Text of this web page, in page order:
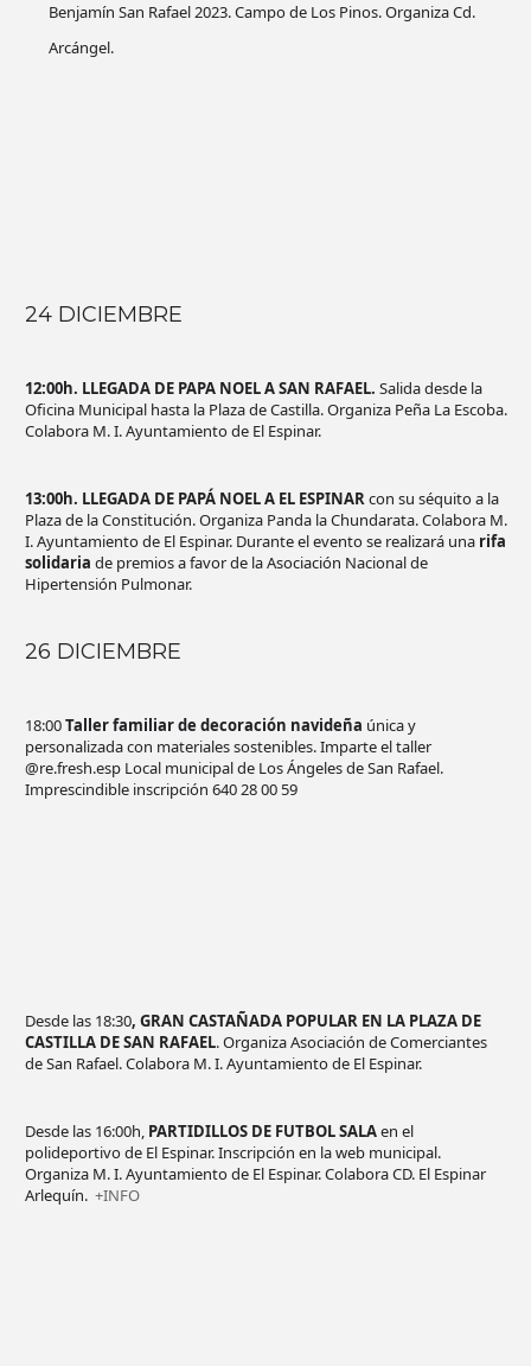
Benjamín San Rafael 2023. Campo de Los Pinos. Organiza Cd.
Arcángel.
24 DICIEMBRE
12:00h. LLEGADA DE PAPA NOEL A SAN RAFAEL. Salida desde la
Oficina Municipal hasta la Plaza de Castilla. Organiza Peña La Escoba.
Colabora M. I. Ayuntamiento de El Espinar.
13:00h. LLEGADA DE PAPÁ NOEL A EL ESPINARcon su séquito a la
Plaza de la Constitución. Organiza Panda la Chundarata. Colabora M.
I. Ayuntamiento de El Espinar. Durante el evento se realizará una rifa
solidaria de premios a favor de la Asociación Nacional de
Hipertensión Pulmonar.
26 DICIEMBRE
18:00Taller familiar de decoración navideña única y
personalizada con materiales sostenibles. Imparte el taller
@re.fresh.esp Local municipal de Los Ángeles de San Rafael.
Imprescindible inscripción 640 28 00 59
Desde las 18:30, GRAN CASTAÑADA POPULAR EN LA PLAZA DE
CASTILLA DE SAN RAFAEL. Organiza Asociación de Comerciantes
de San Rafael. Colabora M. I. Ayuntamiento de El Espinar.
Desde las 16:00h, PARTIDILLOS DE FUTBOL SALAen el
polideportivo de El Espinar. Inscripción en la web municipal.
Organiza M. I. Ayuntamiento de El Espinar. Colabora CD. El Espinar
Arlequín. +INFO